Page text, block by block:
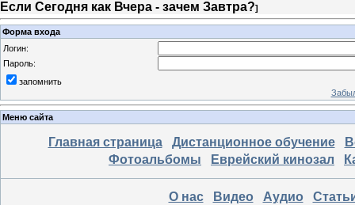
Если Сегодня как Вчера - зачем Завтра?]
Форма входа
Логин:
Пароль:
запомнить
Меню сайта
Главная страница Дистанционное обучение
Фотоальбомы
Еврейский кинозал
О нас Видео Аудио